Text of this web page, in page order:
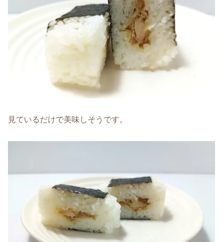
見ているだけで美味しそうです。